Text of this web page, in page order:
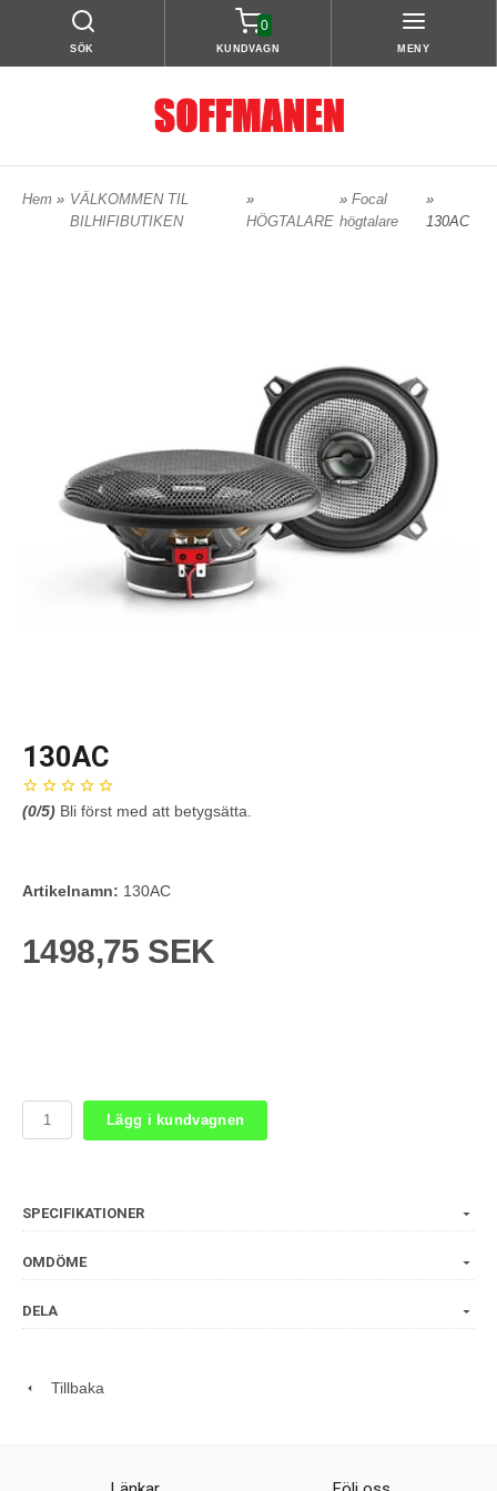
SÖK
0
KUNDVAGN MENY
Hem » VÄLKOMMEN TIL
BILHIFIBUTIKEN
»
HÖGTALARE
»Focal
högtalare
»
130AC
130AC
(0/5) Bli först med att betygsätta.
Artikelnamn: 130AC
1498,75 SEK
Lägg i kundvagnen
SPECIFIKATIONER
OMDÖME
DELA
Tillbaka